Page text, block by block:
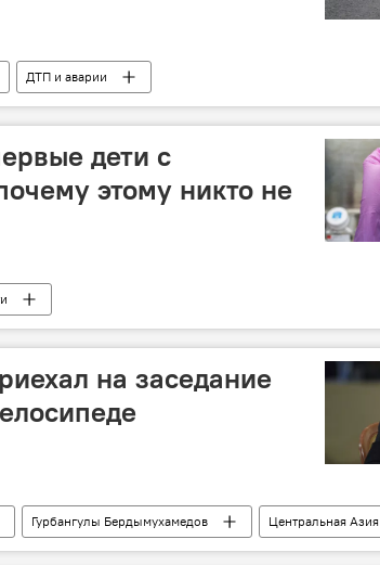
ДТП и аварии
дети с
этому никто не
на заседание
Гурбангулы Бердымухамедов Центральная Азия